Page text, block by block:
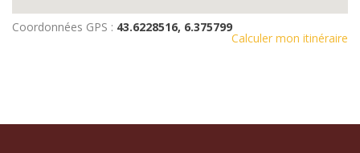
Coordonnées GPS : 43.6228516, 6.375799
Calculer mon itinéraire